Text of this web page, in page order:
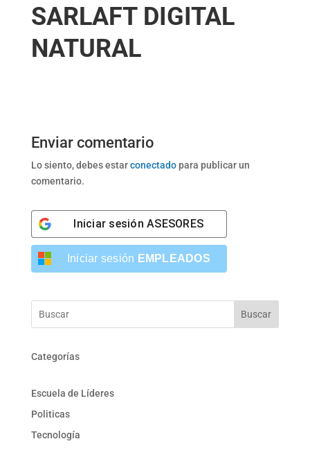
SARLAFT DIGITAL
NATURAL
Enviar comentario
Lo siento, debes estarconectadopara publicar un
comentario.
Iniciar sesiónASESORES
Iniciar sesión EMPLEADOS
Buscar
Categorías
Escuela de Líderes
Politicas
Tecnología